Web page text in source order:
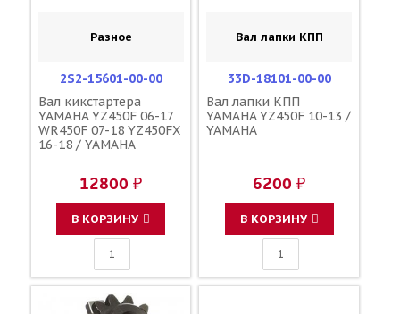
Разное
2S2-15601-00-00
Вал кикстартера
YAMAHA YZ450F 06-17
WR450F 07-18 YZ450FX
16-18 / YAMAHA
12800 ₽
В КОРЗИНУ
Вал лапки КПП
33D-18101-00-00
Вал лапки КПП
YAMAHA YZ450F 10-13 /
YAMAHA
6200 ₽
В КОРЗИНУ